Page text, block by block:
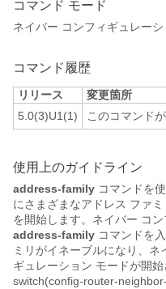
コマンド モード
ネイバー コンフィギュレーシ
コマンド履歴
リリース
変更箇所
5.0(3)U1(1)
このコマンド
使用上のガイドライン
address-family コマンドを
にさまざまなアドレス ファ
を開始します。ネイバー コ
address-family コマンドを
ミリがイネーブルになり、
ギュレーション モードが開
switch(config-router-